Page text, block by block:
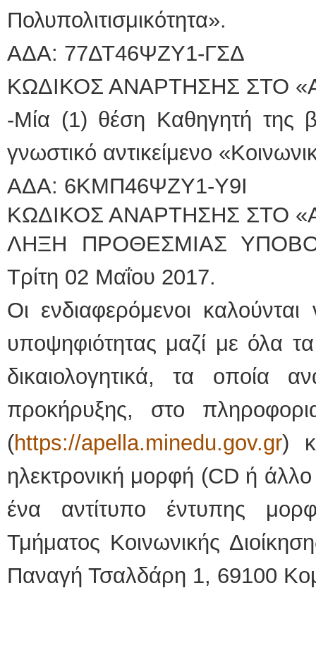
Πολυπολιτισμικότητα».
ΑΔΑ: 77ΔΤ46ΨΖΥ1-ΓΣΔ
ΚΩΔΙΚΟΣ ΑΝΑΡΤΗΣΗΣ ΣΤΟ
-Μία (1) θέση Καθηγητή της
γνωστικό αντικείμενο
ΑΔΑ: 6ΚΜΠ46ΨΖΥ1-Υ9Ι
ΚΩΔΙΚΟΣ ΑΝΑΡΤΗΣΗΣ ΣΤΟ
ΛΗΞΗ ΠΡΟΘΕΣΜΙΑΣ
Τρίτη 02 Μαΐου 2017.
Οι ενδιαφερόμενοι
υποψηφιότητας μαζί με όλα
δικαιολογητικά, τα οποία
προκήρυξης, στο
(https://apella.minedu.gov.gr)
ηλεκτρονική μορφή (CD ή
ένα αντίτυπο έντυπης
Τμήματος Κοινωνικής
Παναγή Τσαλδάρη 1, 69100